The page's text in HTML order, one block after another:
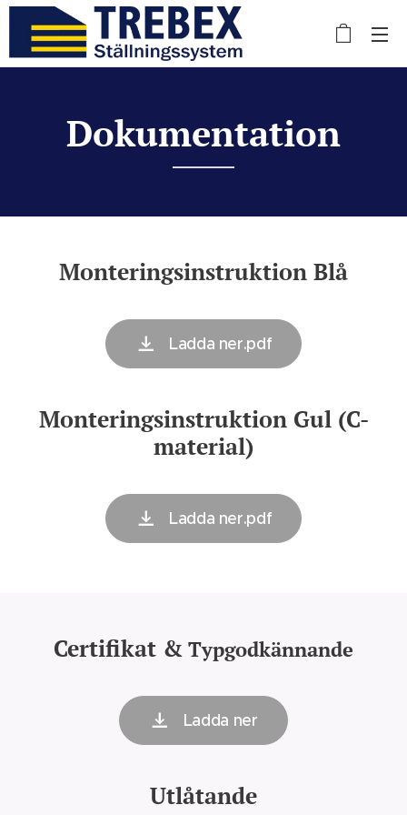
Dokumentation
Monteringsinstruktion Blå
Ladda ner.pdf
Monteringsinstruktion Gul (C-
material)
Ladda ner.pdf
Certifikat & Typgodkännande
Ladda ner
Utlåtande